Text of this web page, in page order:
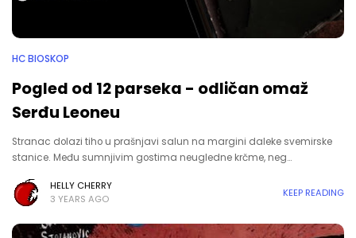
HC BIOSKOP
Pogled od 12 parseka - odličan omaž
Serđu Leoneu
Stranac dolazi tiho u prašnjavi salun na margini daleke svemirske
stanice. Među sumnjivim gostima neugledne krčme, neg…
HELLY CHERRY
3 YEARS AGO
KEEP READING